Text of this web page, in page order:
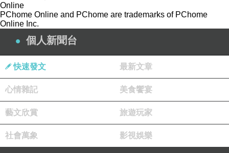
Online
PChome Online and PChome are trademarks of PChome
Online Inc.
個人新聞台
快速發文 最新文章
心情雜記 美食饗宴
藝文欣賞 旅遊玩家
社會萬象 影視娛樂